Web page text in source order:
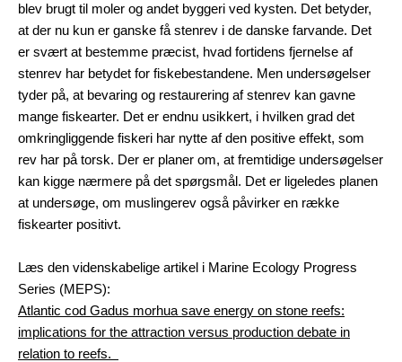
blev brugt til moler og andet byggeri ved kysten. Det betyder,
at der nu kun er ganske få stenrev i de danske farvande. Det
er svært at bestemme præcist, hvad fortidens fjernelse af
stenrev har betydet for fiskebestandene. Men undersøgelser
tyder på, at bevaring og restaurering af stenrev kan gavne
mange fiskearter. Det er endnu usikkert, i hvilken grad det
omkringliggende fiskeri har nytte af den positive effekt, som
rev har på torsk. Der er planer om, at fremtidige undersøgelser
kan kigge nærmere på det spørgsmål. Det er ligeledes planen
at undersøge, om muslingerev også påvirker en række
fiskearter positivt.
Læs den videnskabelige artikel i Marine Ecology Progress
Series (MEPS):
Atlantic cod Gadus morhua save energy on stone reefs:
implications for the attraction versus production debate in
relation to reefs.